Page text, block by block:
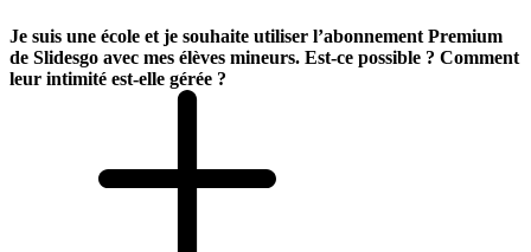
Je suis une école et je souhaite utiliser l’abonnement Premium
de Slidesgo avec mes élèves mineurs. Est-ce possible ? Comment
leur intimité est-elle gérée ?